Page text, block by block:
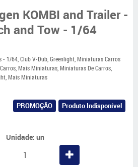
KOMBI and Trailer -
and Tow - 1/64
- 1/64,Club V-Dub,Greenlight,Miniaturas Carros
,Mais Miniaturas,Miniaturas De Carros,
,Mais Miniaturas
PROMOÇÃO Produto Indisponível
Unidade: un